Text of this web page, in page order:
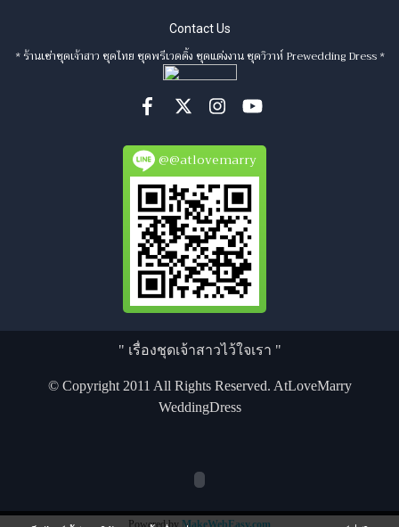
Contact Us
* ร้านเช่าชุดเจ้าสาว ชุดไทย ชุดพรีเวดดิ้ง ชุดแต่งงาน ชุดวิวาห์ Prewedding Dress *
@@atlovemarry
" เรื่องชุดเจ้าสาวไว้ใจเรา "
© Copyright 2011 All Rights Reserved. AtLoveMarry
WeddingDress